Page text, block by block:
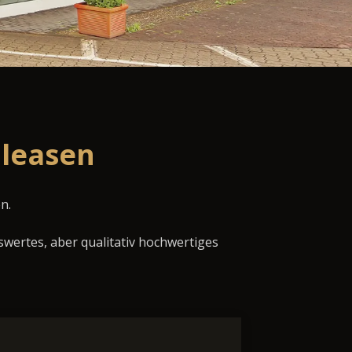
aber qualitativ hochwertiges